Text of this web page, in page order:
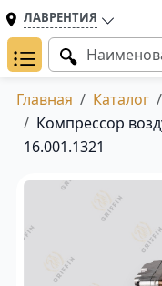
ЛАВРЕНТИЯ
Главная Каталог
Компрессор
16.001.1321